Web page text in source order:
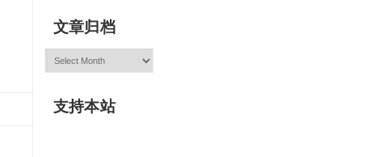
文章归档
文
支持本站